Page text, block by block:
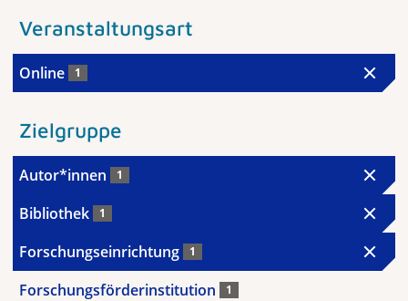
Veranstaltungsart
Online 1
Zielgruppe
Autor*innen 1
Bibliothek 1
Forschungseinrichtung 1
Forschungsförderinstitution 1